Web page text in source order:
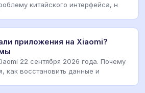
китайского интерфейса, н
приложения на Xiaomi?
22 сентября 2026 года. Почему
как восстановить данные и